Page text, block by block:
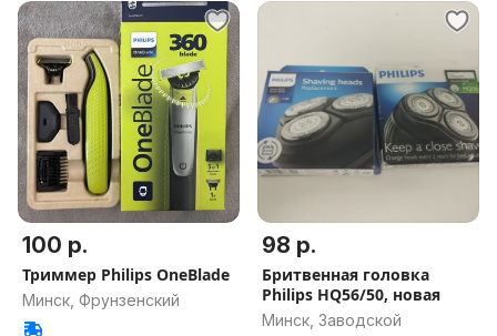
100 р.
Триммер Philips OneBlade
Минск, Фрунзенский
98 р.
Бритвенная головка
Philips HQ56/50, новая
Минск, Заводской